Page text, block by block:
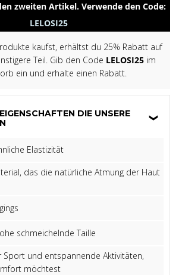
zweiten Artikel. Verwende den Code:
LELOSI25
kaufst, erhältst du 25% Rabatt auf
Teil. Gib den Code LELOSI25 im
ein und erhalte einen Rabatt.
DIE UNSERE
Elastizität
das die natürliche Atmung der Haut
schmeichelnde Taille
Sport und entspannende Aktivitäten,
möchtest